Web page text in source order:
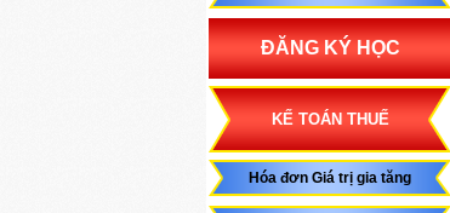
ĐĂNG KÝ HỌC
KẾ TOÁN THUẾ
Hóa đơn Giá trị gia tăng